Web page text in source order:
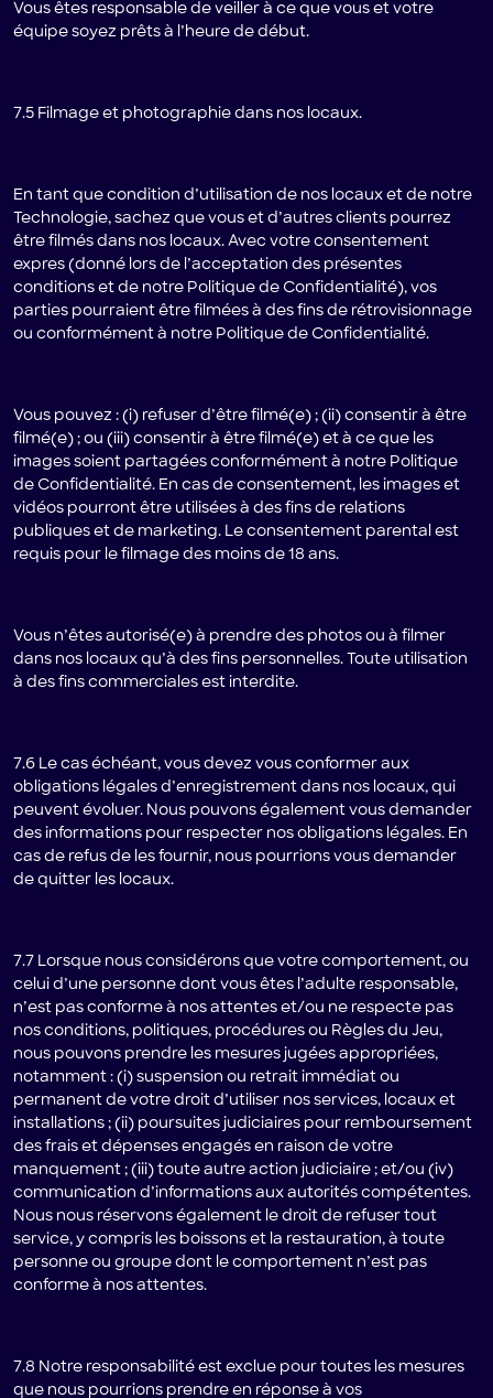
Vous êtes responsable de veiller à ce que vous et votre
équipe soyez prêts à l’heure de début.
7.5 Filmage et photographie dans nos locaux.
En tant que condition d’utilisation de nos locaux et de notre
Technologie, sachez que vous et d’autres clients pourrez
être filmés dans nos locaux. Avec votre consentement
expres (donné lors de l’acceptation des présentes
conditions et de notre Politique de Confidentialité), vos
parties pourraient être filmées à des fins de rétrovisionnage
ou conformément à notre Politique de Confidentialité.
Vous pouvez : (i) refuser d’être filmé(e) ; (ii) consentir à être
filmé(e) ; ou (iii) consentir à être filmé(e) et à ce que les
images soient partagées conformément à notre Politique
de Confidentialité. En cas de consentement, les images et
vidéos pourront être utilisées à des fins de relations
publiques et de marketing. Le consentement parental est
requis pour le filmage des moins de 18 ans.
Vous n’êtes autorisé(e) à prendre des photos ou à filmer
dans nos locaux qu’à des fins personnelles. Toute utilisation
à des fins commerciales est interdite.
7.6 Le cas échéant, vous devez vous conformer aux
obligations légales d’enregistrement dans nos locaux, qui
peuvent évoluer. Nous pouvons également vous demander
des informations pour respecter nos obligations légales. En
cas de refus de les fournir, nous pourrions vous demander
de quitter les locaux.
7.7 Lorsque nous considérons que votre comportement, ou
celui d’une personne dont vous êtes l’adulte responsable,
n’est pas conforme à nos attentes et/ou ne respecte pas
nos conditions, politiques, procédures ou Règles du Jeu,
nous pouvons prendre les mesures jugées appropriées,
notamment : (i) suspension ou retrait immédiat ou
permanent de votre droit d’utiliser nos services, locaux et
installations ; (ii) poursuites judiciaires pour remboursement
des frais et dépenses engagés en raison de votre
manquement ; (iii) toute autre action judiciaire ; et/ou (iv)
communication d’informations aux autorités compétentes.
Nous nous réservons également le droit de refuser tout
service, y compris les boissons et la restauration, à toute
personne ou groupe dont le comportement n’est pas
conforme à nos attentes.
7.8 Notre responsabilité est exclue pour toutes les mesures
que nous pourrions prendre en réponse à vos